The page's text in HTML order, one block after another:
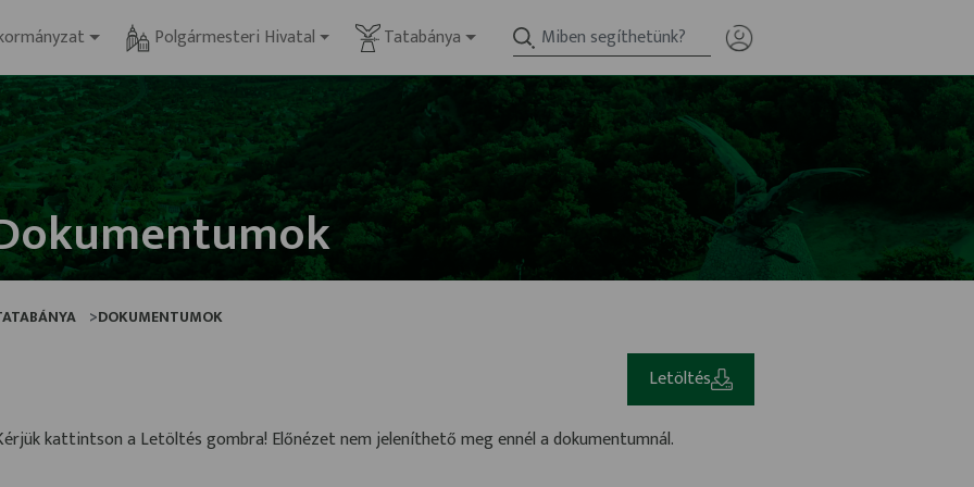
Polgármesteri Hivatal Tatabánya
DOKUMENTUMOK
Letöltés
kattintson a Letöltés gombra! Előnézet nem jeleníthető meg ennél a dokumentumnál.